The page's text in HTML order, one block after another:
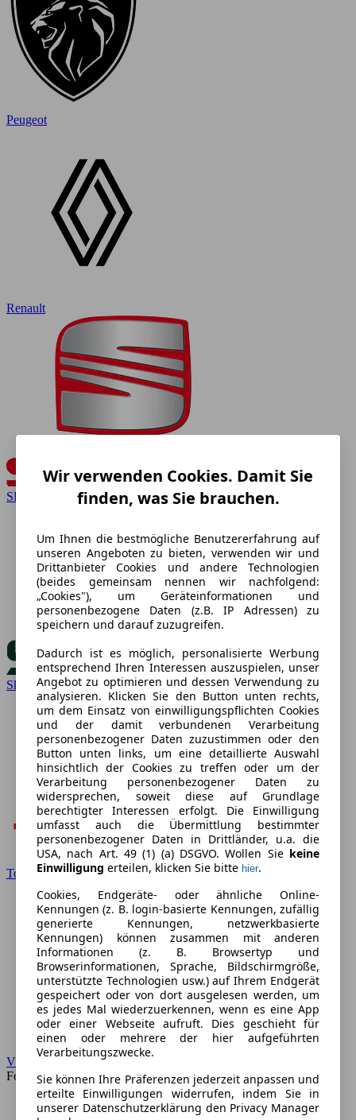
Peugeot
Renault
SEAT
Skoda
Toyota
VW
Forum
Wir verwenden Cookies. Damit Sie
finden, was Sie brauchen.
Um Ihnen die bestmögliche Benutzererfahrung auf
unseren Angeboten zu bieten, verwenden wir und
Drittanbieter Cookies und andere Technologien
(beides gemeinsam nennen wir nachfolgend:
„Cookies"), um Geräteinformationen und
personenbezogene Daten (z.B. IP Adressen) zu
speichern und darauf zuzugreifen.
Dadurch ist es möglich, personalisierte Werbung
entsprechend Ihren Interessen auszuspielen, unser
Angebot zu optimieren und dessen Verwendung zu
analysieren. Klicken Sie den Button unten rechts,
um dem Einsatz von einwilligungspflichten Cookies
und der damit verbundenen Verarbeitung
personenbezogener Daten zuzustimmen oder den
Button unten links, um eine detaillierte Auswahl
hinsichtlich der Cookies zu treffen oder um der
Verarbeitung personenbezogener Daten zu
widersprechen, soweit diese auf Grundlage
berechtigter Interessen erfolgt. Die Einwilligung
umfasst auch die Übermittlung bestimmter
personenbezogener Daten in Drittländer, u.a. die
USA, nach Art. 49 (1) (a) DSGVO. Wollen Sie keine
Einwilligung erteilen, klicken Sie bitte hier.
Cookies, Endgeräte- oder ähnliche Online-
Kennungen (z. B. login-basierte Kennungen, zufällig
generierte Kennungen, netzwerkbasierte
Kennungen) können zusammen mit anderen
Informationen (z. B. Browsertyp und
Browserinformationen, Sprache, Bildschirmgröße,
unterstützte Technologien usw.) auf Ihrem Endgerät
gespeichert oder von dort ausgelesen werden, um
es jedes Mal wiederzuerkennen, wenn es eine App
oder einer Webseite aufruft. Dies geschieht für
einen oder mehrere der hier aufgeführten
Verarbeitungszwecke.
Sie können Ihre Präferenzen jederzeit anpassen und
erteilte Einwilligungen widerrufen, indem Sie in
unserer Datenschutzerklärung den Privacy Manager